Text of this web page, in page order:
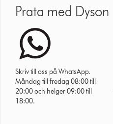
Prata med Dyson
Skriv till oss på WhatsApp.
Måndag till fredag 08:00 till
20:00 och helger 09:00 till
18:00.